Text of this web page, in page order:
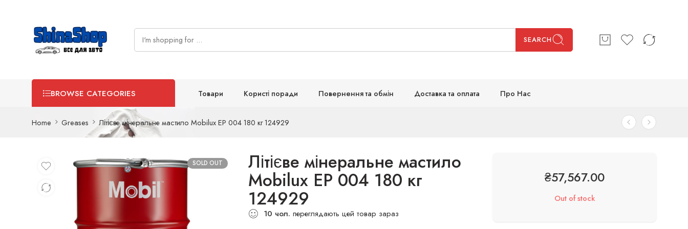
SEARCH
BROWSE CATEGORIES Товари Користі поради Повернення та обмін Доставка та оплата Про Нас
Home Greases Літієве мінеральне мастило Mobilux EP 004 180 кг 124929
SOLD OUT Літієве мінеральне мастило
Mobilux EP 004 180 кг
124929
10 чол. переглядають цей товар зараз
₴57,567.00
Out of stock